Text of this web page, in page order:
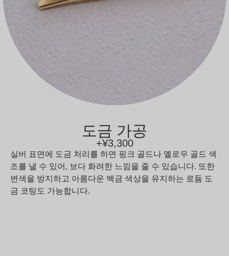
도금 가공
+¥3,300
실버 표면에 도금 처리를 하면 핑크 골드나 옐로우 골드 색
조를 낼 수 있어, 보다 화려한 느낌을 줄 수 있습니다. 또한
변색을 방지하고 아름다운 백금 색상을 유지하는 로듐 도
금 코팅도 가능합니다.